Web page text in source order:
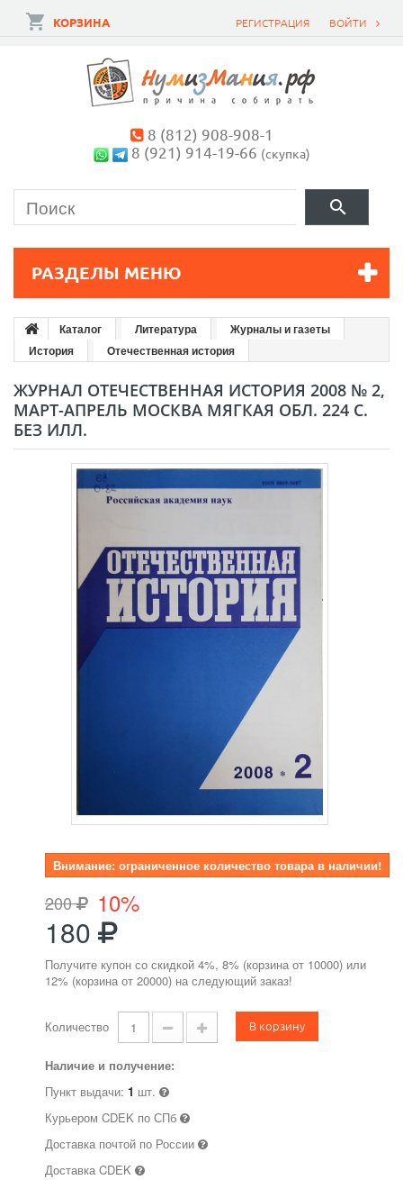
ВОЙТИ
РЕГИСТРАЦИЯ
КОРЗИНА
8 (812) 908-908-1
8 (921) 914-19-66 (скупка)
РАЗДЕЛЫ МЕНЮ
Каталог Литература
Журналы и газеты
История
Отечественная история
ЖУРНАЛ ОТЕЧЕСТВЕННАЯ ИСТОРИЯ 2008 № 2,
МАРТ-АПРЕЛЬ МОСКВА МЯГКАЯ ОБЛ. 224 С.
БЕЗ ИЛЛ.
Внимание: ограниченное количество товара в наличии!
200 10%
180
Получите купон со скидкой 4%, 8% (корзина от 10000) или
12% (корзина от 20000) на следующий заказ!
Количество В корзину
Наличие и получение:
Пункт выдачи: 1 шт.
Курьером CDEK по СПб
Доставка почтой по России
Доставка CDEK